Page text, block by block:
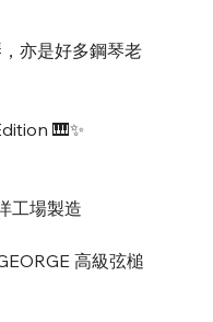
亦是好多鋼琴老
🎹✨
工場製造
高級弦槌